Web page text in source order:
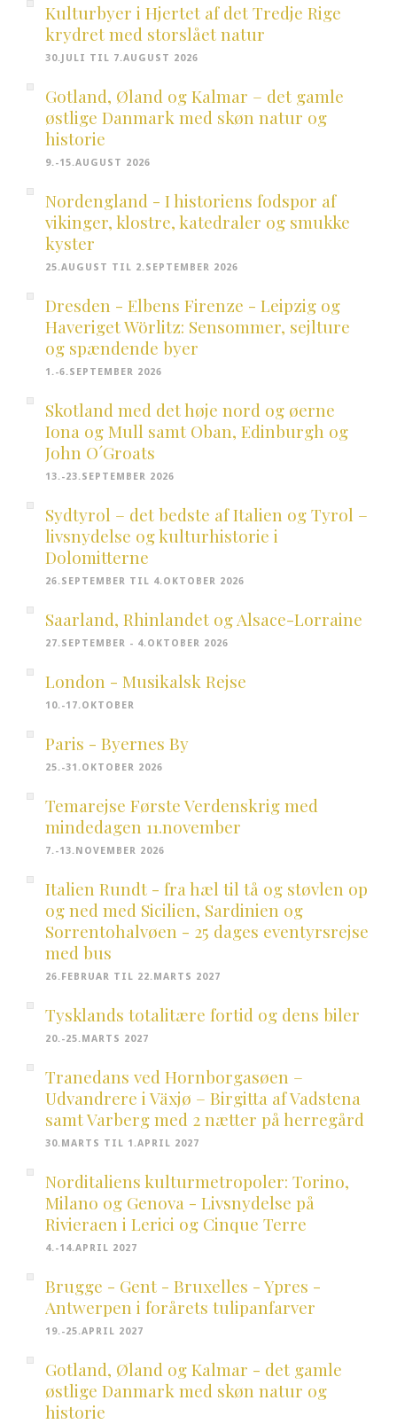
Kulturbyer i Hjertet af det Tredje Rige
krydret med storslået natur
30.JULI TIL 7.AUGUST 2026
Gotland, Øland og Kalmar – det gamle
østlige Danmark med skøn natur og
historie
9.-15.AUGUST 2026
Nordengland - I historiens fodspor af
vikinger, klostre, katedraler og smukke
kyster
25.AUGUST TIL 2.SEPTEMBER 2026
Dresden - Elbens Firenze - Leipzig og
Haveriget Wörlitz: Sensommer, sejlture
og spændende byer
1.-6.SEPTEMBER 2026
Skotland med det høje nord og øerne
Iona og Mull samt Oban, Edinburgh og
John O´Groats
13.-23.SEPTEMBER 2026
Sydtyrol – det bedste af Italien og Tyrol –
livsnydelse og kulturhistorie i
Dolomitterne
26.SEPTEMBER TIL 4.OKTOBER 2026
Saarland, Rhinlandet og Alsace-Lorraine
27.SEPTEMBER - 4.OKTOBER 2026
London - Musikalsk Rejse
10.-17.OKTOBER
Paris - Byernes By
25.-31.OKTOBER 2026
Temarejse Første Verdenskrig med
mindedagen 11.november
7.-13.NOVEMBER 2026
Italien Rundt - fra hæl til tå og støvlen op
og ned med Sicilien, Sardinien og
Sorrentohalvøen - 25 dages eventyrsrejse
med bus
26.FEBRUAR TIL 22.MARTS 2027
Tysklands totalitære fortid og dens biler
20.-25.MARTS 2027
Tranedans ved Hornborgasøen –
Udvandrere i Växjø – Birgitta af Vadstena
samt Varberg med 2 nætter på herregård
30.MARTS TIL 1.APRIL 2027
Norditaliens kulturmetropoler: Torino,
Milano og Genova - Livsnydelse på
Rivieraen i Lerici og Cinque Terre
4.-14.APRIL 2027
Brugge - Gent - Bruxelles - Ypres -
Antwerpen i forårets tulipanfarver
19.-25.APRIL 2027
Gotland, Øland og Kalmar - det gamle
østlige Danmark med skøn natur og
historie